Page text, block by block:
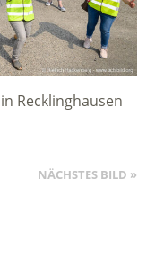
Recklinghausen
NÄCHSTES BILD »